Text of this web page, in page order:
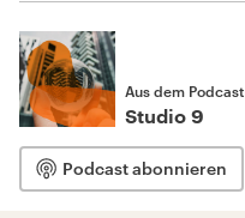
Aus dem Podcast
Studio 9
Podcast abonnieren